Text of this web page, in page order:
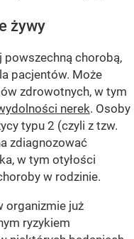
żywy
powszechną chorobą,
pacjentów. Może
zdrowotnych, w tym
nerek. Osoby
typu 2 (czyli z tzw.
zdiagnozować
w tym otyłości
w rodzinie.
organizmie już
ryzykiem